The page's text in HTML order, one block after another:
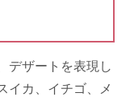
デザートを表現し
イカ、イチゴ、メ